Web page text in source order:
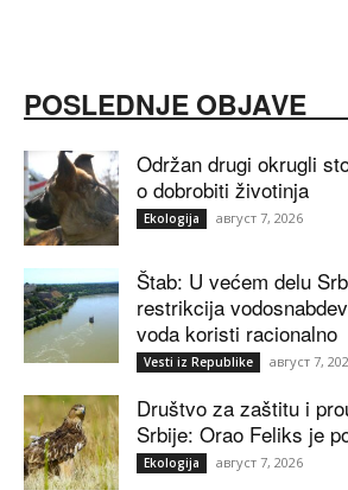
POSLEDNJE OBJAVE
Održan drugi okrugli
o dobrobiti životinja
Ekologija август 7, 2026
Štab: U većem delu
restrikcija
voda koristi racionalno
Vesti iz Republike август 7,
Društvo za zaštitu i
Srbije: Orao Feliks je
Ekologija август 7, 2026